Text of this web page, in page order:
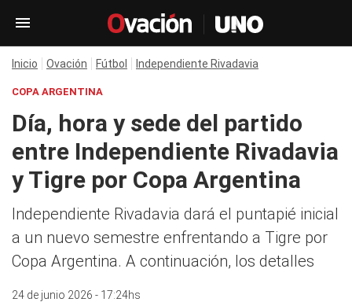
Inicio Ovación Fútbol Independiente Rivadavia
COPA ARGENTINA
Día, hora y sede del partido
entre Independiente Rivadavia
y Tigre por Copa Argentina
Independiente Rivadavia dará el puntapié inicial
a un nuevo semestre enfrentando a Tigre por
Copa Argentina. A continuación, los detalles
24 de junio 2026 - 17:24hs